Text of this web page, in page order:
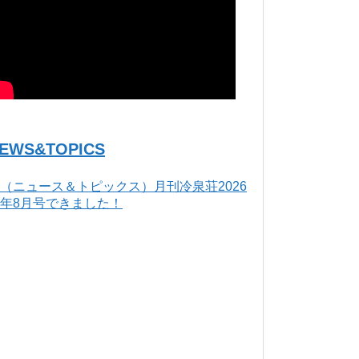
（ニュース＆トピックス）月刊冷泉荘2026
年8月号できました！